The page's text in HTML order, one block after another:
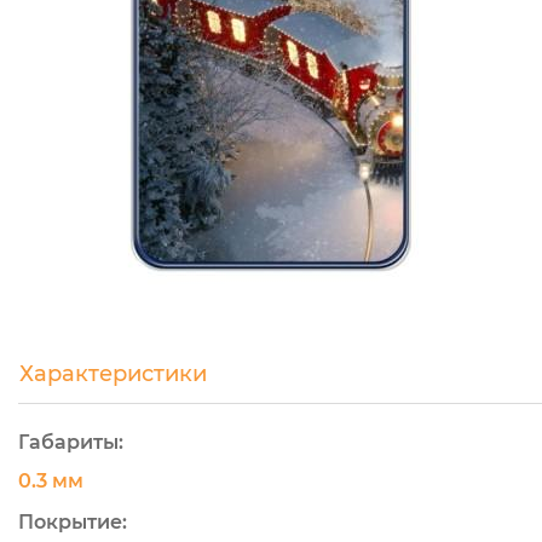
Характеристики
Габариты:
0.3 мм
Покрытие: